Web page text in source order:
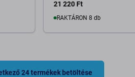
21 220 Ft
RAKTÁRON 8 db
24 termékek betöltése